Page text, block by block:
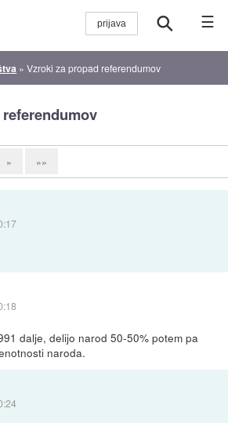
☰
»Vzroki za propad referendumov
» »»
dalje, delijo narod 50-50% potem pa
naroda.